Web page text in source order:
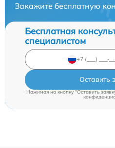
Закажите бесплатную
Бесплатная
специалистом
Оставить
Нажимая на кнопку "Оставить